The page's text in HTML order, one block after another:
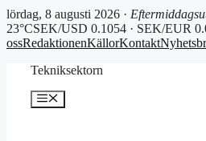
lördag, 8 augusti 2026 ·
23°CSEK/USD 0.1054 · SEK/EUR
ossRedaktionenKällorKontakt
Tekniksektorn
Meny